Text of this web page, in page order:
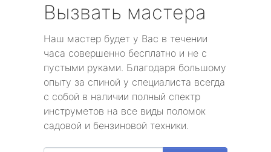
Вызвать мастера
Наш мастер будет у Вас в течении
часа совершенно бесплатно и не с
пустыми руками. Благодаря большому
опыту за спиной у специалиста всегда
с собой в наличии полный спектр
инструметов на все виды поломок
садовой и бензиновой техники.